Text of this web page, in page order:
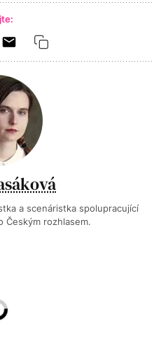
a scenáristka spolupracující
Českým rozhlasem.